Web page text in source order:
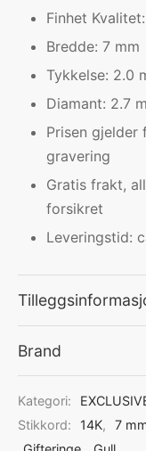
Finhet
Bredde: 7 mm
Tykkelse: 2.0
Diamant: 2.7
Prisen
gravering
Gratis frakt,
forsikret
Leveringstid:
Brand
Kategori:
Stikkord:
14K, 7